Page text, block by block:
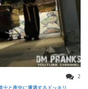
2
士と夜中に遭遇するドッキリ